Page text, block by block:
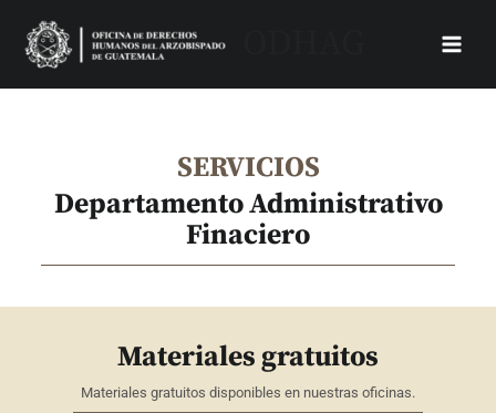
content
Menu
SERVICIOS
Departamento Administrativo
Finaciero
Materiales gratuitos
Materiales gratuitos disponibles en nuestras oficinas.